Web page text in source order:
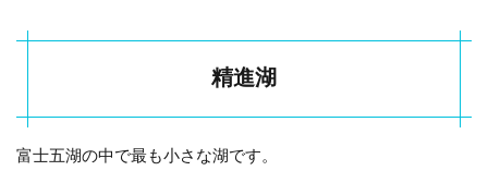
精進湖
富士五湖の中で最も小さな湖です。